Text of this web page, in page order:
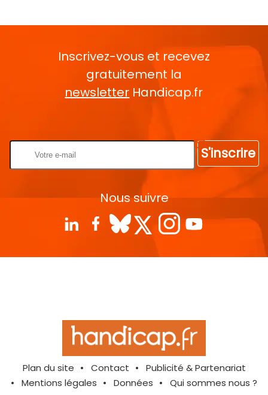
Inscrivez-vous et recevez
gratuitement la
newsletter Handicap.fr
S'inscrire
Nous suivre
Plan du site Contact
Publicité & Partenariat
Mentions légales
Données Qui sommes nous ?